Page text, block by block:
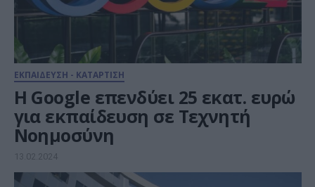
ΕΚΠΑΙΔΕΥΣΗ - ΚΑΤΑΡΤΙΣΗ
H Google επενδύει 25 εκατ. ευρώ
για εκπαίδευση σε Τεχνητή
Νοημοσύνη
13.02.2024